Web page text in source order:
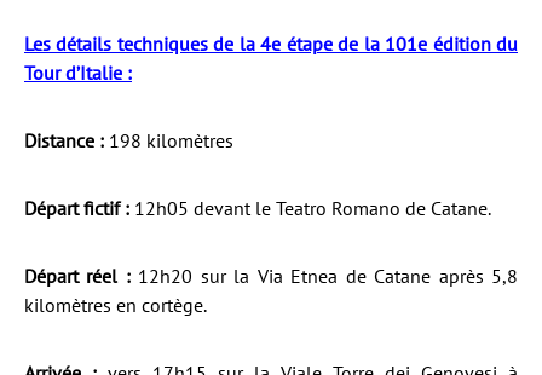
Les détails techniques de la 4e étape de la 101e édition du
Tour d’Italie :
Distance : 198 kilomètres
Départ fictif : 12h05 devant le Teatro Romano de Catane.
Départ réel :12h20 sur la Via Etnea de Catane après 5,8
kilomètres en cortège.